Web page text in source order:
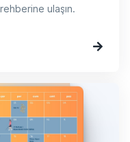
ulaşın.